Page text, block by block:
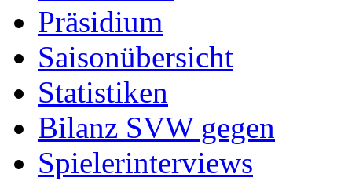
Präsidium
Saisonübersicht
Statistiken
Bilanz SVW gegen
Spielerinterviews